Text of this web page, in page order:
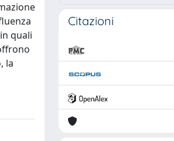
quali
la
Citazioni